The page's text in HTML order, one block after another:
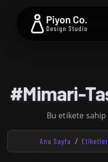
#Mimari-
Bu etikete sahip
Ana Sayfa Etiketler